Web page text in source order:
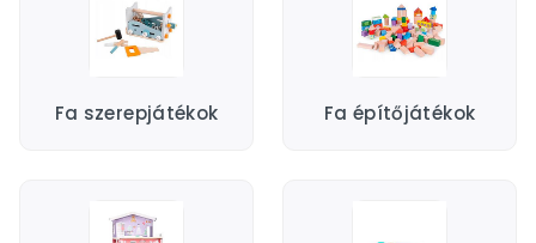
Fa szerepjátékok Fa építőjátékok